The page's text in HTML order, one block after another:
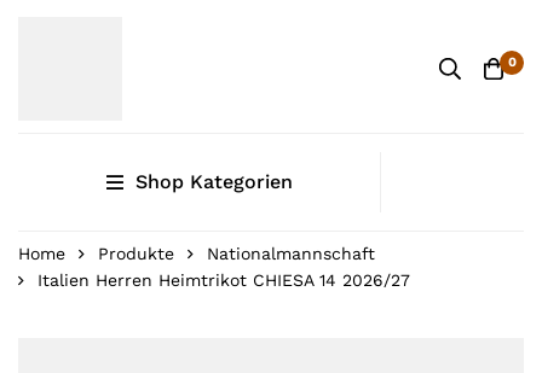
0
Shop Kategorien
Home Produkte
Nationalmannschaft
Italien Herren Heimtrikot CHIESA 14 2026/27